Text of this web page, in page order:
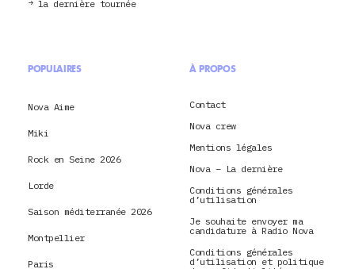
la dernière tournée
POPULAIRES
Nova Aime
Miki
Rock en Seine 2026
Lorde
Saison méditerranée 2026
Montpellier
Paris
À PROPOS
Contact
Nova crew
Mentions légales
Nova – La dernière
Conditions générales
d’utilisation
Je souhaite envoyer ma
candidature à Radio Nova
Conditions générales
d’utilisation et politique